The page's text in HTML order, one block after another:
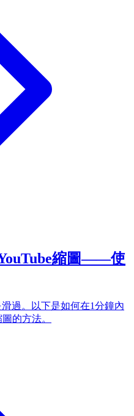
縮圖——使
過。以下是如何在1分鐘內
的方法。